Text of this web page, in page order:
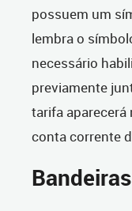
possuem um
lembra o
necessário
previamente
tarifa
conta corrente
Bandeiras